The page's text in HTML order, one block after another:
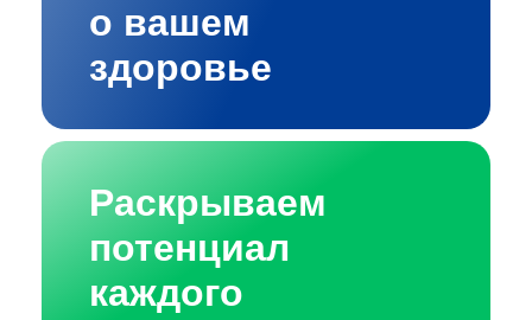
о вашем
здоровье
Раскрываем
потенциал
каждого